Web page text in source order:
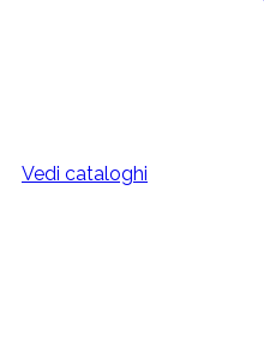
Vedi cataloghi